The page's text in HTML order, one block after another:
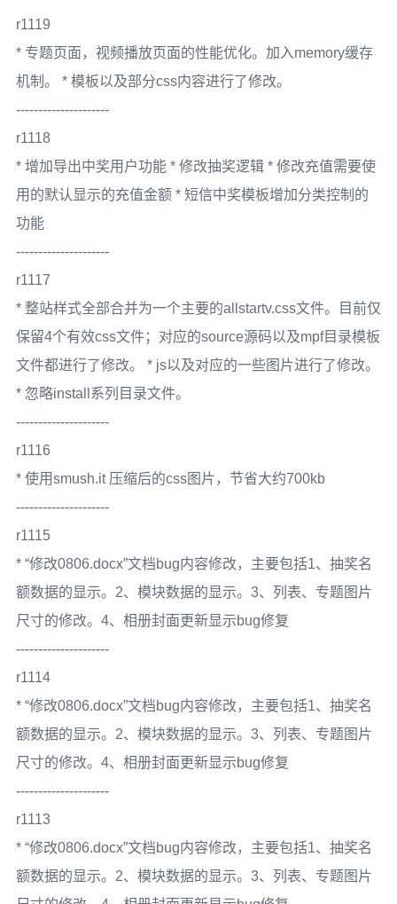
r1119
* 专题页面，视频播放页面的性能优化。加入memory缓存
机制。 * 模板以及部分css内容进行了修改。
---------------------
r1118
* 增加导出中奖用户功能 * 修改抽奖逻辑 * 修改充值需要使
用的默认显示的充值金额 * 短信中奖模板增加分类控制的
功能
---------------------
r1117
* 整站样式全部合并为一个主要的allstartv.css文件。目前仅
保留4个有效css文件；对应的source源码以及mpf目录模板
文件都进行了修改。 * js以及对应的一些图片进行了修改。
* 忽略install系列目录文件。
---------------------
r1116
* 使用smush.it 压缩后的css图片，节省大约700kb
---------------------
r1115
* “修改0806.docx”文档bug内容修改，主要包括1、抽奖名
额数据的显示。2、模块数据的显示。3、列表、专题图片
尺寸的修改。4、相册封面更新显示bug修复
---------------------
r1114
* “修改0806.docx”文档bug内容修改，主要包括1、抽奖名
额数据的显示。2、模块数据的显示。3、列表、专题图片
尺寸的修改。4、相册封面更新显示bug修复
---------------------
r1113
* “修改0806.docx”文档bug内容修改，主要包括1、抽奖名
额数据的显示。2、模块数据的显示。3、列表、专题图片